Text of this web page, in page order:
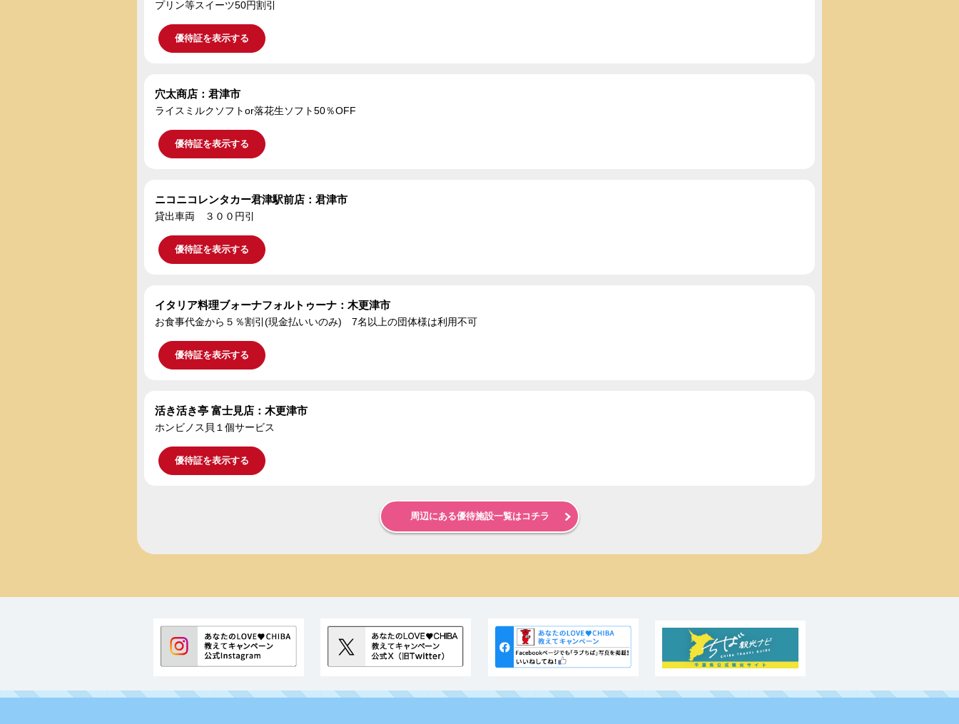
プリン等スイーツ50円割引
優待証を表示する
穴太商店：君津市
ライスミルクソフトor落花生ソフト50％OFF
優待証を表示する
ニコニコレンタカー君津駅前店：君津市
貸出車両 ３００円引
優待証を表示する
イタリア料理ブォーナフォルトゥーナ：木更津市
お食事代金から５％割引(現金払いいのみ) 7名以上の団体様は利用不可
優待証を表示する
活き活き亭 富士見店：木更津市
ホンビノス貝１個サービス
優待証を表示する
周辺にある優待施設一覧はコチラ